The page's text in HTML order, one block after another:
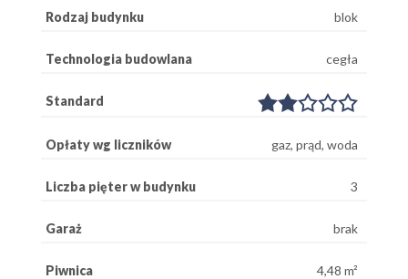
Rodzaj budynku blok
Technologia budowlana cegła
Standard
Opłaty wg liczników gaz, prąd, woda
Liczba pięter w budynku 3
Garaż brak
Piwnica 4,48 m²